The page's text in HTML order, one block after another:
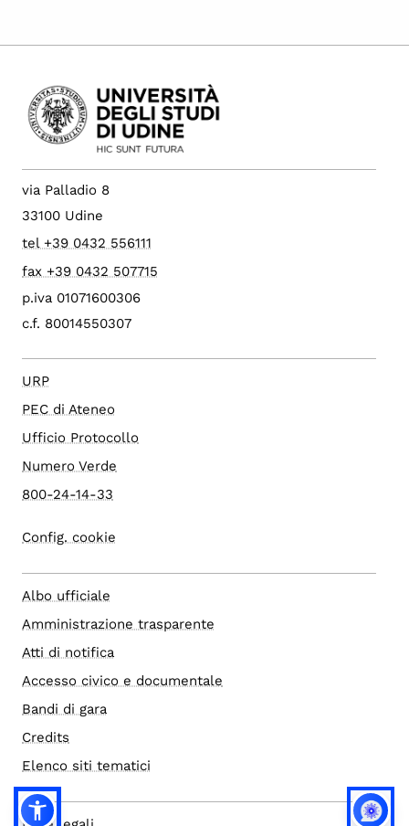
via Palladio 8
33100 Udine
tel +39 0432 556111
fax +39 0432 507715
p.iva 01071600306
c.f. 80014550307
URP
PEC di Ateneo
Ufficio Protocollo
Numero Verde
800-24-14-33
Config. cookie
Albo ufficiale
Amministrazione trasparente
Atti di notifica
Accesso civico e documentale
Bandi di gara
Credits
Elenco siti tematici